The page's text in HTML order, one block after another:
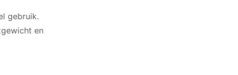
gebruik.
en